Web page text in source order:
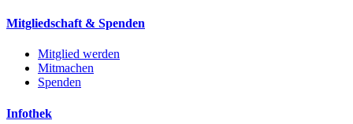
Mitgliedschaft & Spenden
Mitglied werden
Mitmachen
Spenden
Infothek